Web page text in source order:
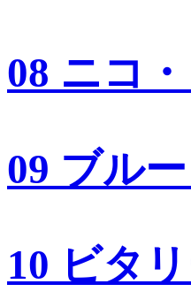
08 ニコ
09 ブル
10 ビタ